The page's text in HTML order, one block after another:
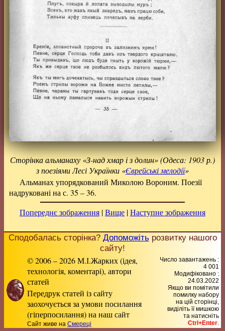
Сторінка альманаху «З-над хмар і з долин» (Одеса: 1903 р.)
з поезіями Лесі Українки «Єврейські мелодії»
Альманах упорядкований Миколою Вороним. Поезії
надруковані на с. 35 – 36.
Попереднє зображення |Вище |Наступне зображення
Сподобалась сторінка? Допоможітьрозвитку нашого
сайту!
© 2006 – 2026 М.І.Жарких (ідея,
технологія, коментарі), автори
статей
Передрук статей із сайту
заохочується за умови посилання
(гіперпосилання) на наш сайт
Сайт живе на Смереці
Число завантажень :
4 001
Модифіковано :
24.03.2022
Якщо ви помітили
помилку набору
на цiй сторiнцi,
видiлiть її мишкою
та натисніть
Ctrl+Enter.